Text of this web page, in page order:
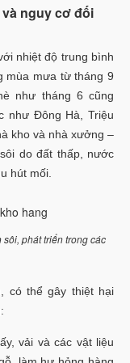
và nguy cơ đối
nhiệt độ trung bình
mùa mưa từ tháng 9
như tháng 6 cũng
như Đông Hà, Triệu
kho và nhà xưởng –
do đất thấp, nước
hút mối.
phát triển trong các
có thể gây thiệt hại
vải và các vật liệu